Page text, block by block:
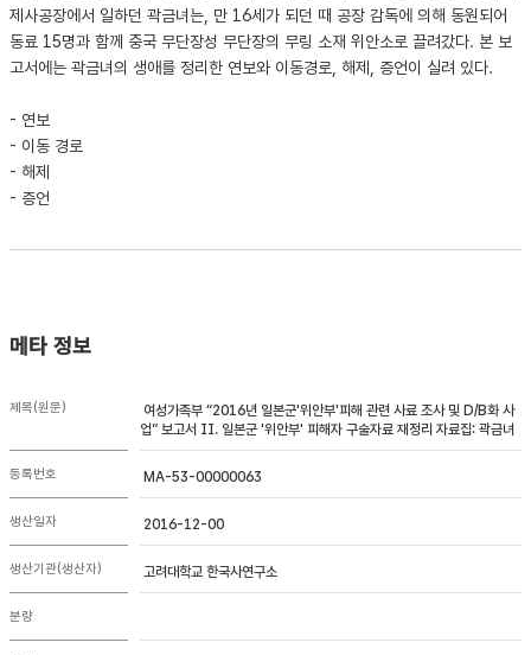
제사공장에서 일하던 곽금녀는, 만 16세가 되던 때 공장 감독에 의해 동원되어
동료 15명과 함께 중국 무단장성 무단장의 무링 소재 위안소로 끌려갔다. 본 보
고서에는 곽금녀의 생애를 정리한 연보와 이동경로, 해제, 증언이 실려 있다.
- 연보
- 이동 경로
- 해제
- 증언
메타 정보
제목(원문)
여성가족부 “2016년 일본군'위안부'피해 관련 사료 조사 및 D/B화 사
업” 보고서 II. 일본군 '위안부' 피해자 구술자료 재정리 자료집: 곽금녀
등록번호 MA-53-00000063
생산일자 2016-12-00
생산기관(생산자) 고려대학교 한국사연구소
분량